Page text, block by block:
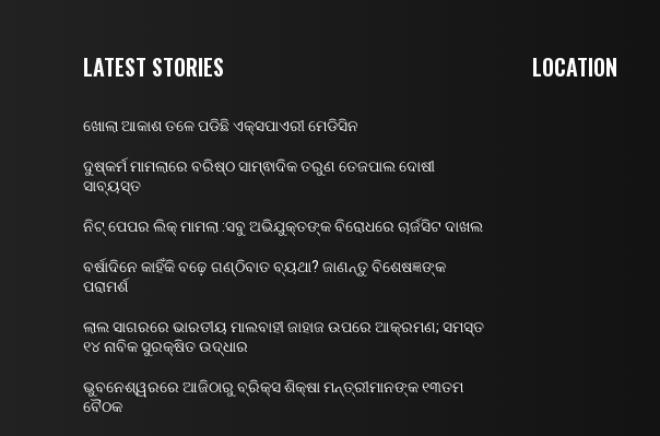
LATEST STORIES
ଖୋଲା ଆକାଶ ତଳେ ପଡିଛି ଏକ୍ସପାଏରୀ ମେଡିସିନ
ଦୁଷ୍କର୍ମ ମାମଲାରେ ବରିଷ୍ଠ ସାମ୍ଵାଦିକ ତରୁଣ ତେଜପାଲ ଦୋଷୀ
ସାବ୍ୟସ୍ତ
ନିଟ୍ ପେପର ଲିକ୍ ମାମଲା :ସବୁ ଅଭିଯୁକ୍ତଙ୍କ ବିରୋଧରେ ଚାର୍ଜସିଟ ଦାଖଲ
ବର୍ଷାଦିନେ କାହିଁକି ବଢ଼େ ଗଣ୍ଠିବାତ ବ୍ୟଥା? ଜାଣନ୍ତୁ ବିଶେଷଜ୍ଞଙ୍କ
ପରାମର୍ଶ
ଲାଲ ସାଗରରେ ଭାରତୀୟ ମାଲବାହୀ ଜାହାଜ ଉପରେ ଆକ୍ରମଣ; ସମସ୍ତ
୧୪ ନାବିକ ସୁରକ୍ଷିତ ଉଦ୍ଧାର
ଭୁବନେଶ୍ୱରରେ ଆଜିଠାରୁ ବ୍ରିକ୍ସ ଶିକ୍ଷା ମନ୍ତ୍ରୀମାନଙ୍କ ୧୩ତମ
ବୈଠକ
LOCATION